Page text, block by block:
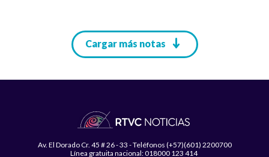
Cargar más notas
Av. El Dorado Cr. 45 # 26 - 33 - Teléfonos (+57)(601) 2200700
Línea gratuita nacional: 018000 123 414